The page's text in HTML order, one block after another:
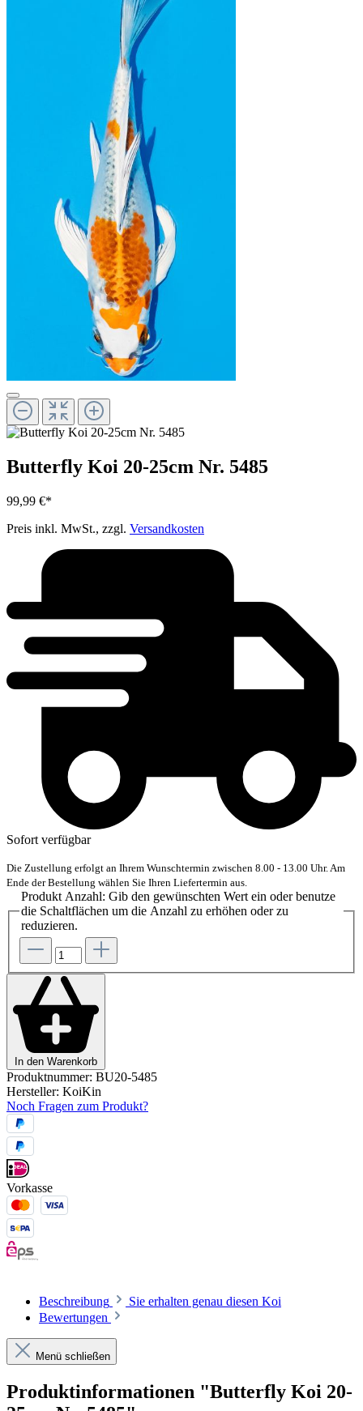
Butterfly Koi 20-25cm Nr. 5485
99,99 €*
Preis inkl. MwSt., zzgl. Versandkosten
Sofort verfügbar
Die Zustellung erfolgt an Ihrem Wunschtermin zwischen 8.00 - 13.00 Uhr. Am
Ende der Bestellung wählen Sie Ihren Liefertermin aus.
Produkt Anzahl: Gib den gewünschten Wert ein oder benutze
die Schaltflächen um die Anzahl zu erhöhen oder zu
reduzieren.
In den Warenkorb
Produktnummer: BU20-5485
Hersteller: KoiKin
Noch Fragen zum Produkt?
Vorkasse
Beschreibung
Sie erhalten genau diesen Koi
Bewertungen
Menü schließen
Produktinformationen "Butterfly Koi 20-